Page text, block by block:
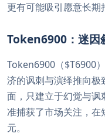
更有可能吸引愿意长期
Token6900：迷因
Token6900（$T6900
济的讽刺与演绎推向极
面，只建立于幻觉与讽
准捕获了市场关注，
元。